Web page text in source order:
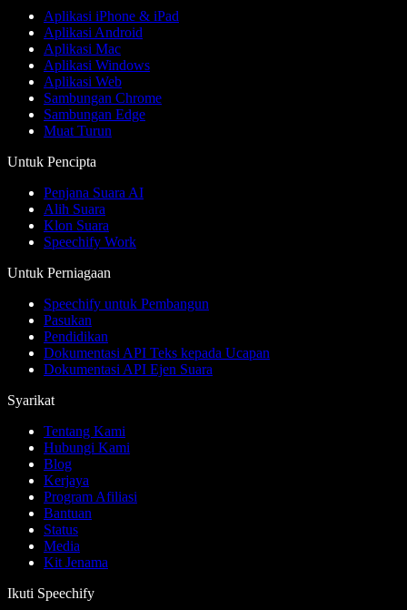
Aplikasi iPhone & iPad
Aplikasi Android
Aplikasi Mac
Aplikasi Windows
Aplikasi Web
Sambungan Chrome
Sambungan Edge
Muat Turun
Untuk Pencipta
Penjana Suara AI
Alih Suara
Klon Suara
Speechify Work
Untuk Perniagaan
Speechify untuk Pembangun
Pasukan
Pendidikan
Dokumentasi API Teks kepada Ucapan
Dokumentasi API Ejen Suara
Syarikat
Tentang Kami
Hubungi Kami
Blog
Kerjaya
Program Afiliasi
Bantuan
Status
Media
Kit Jenama
Ikuti Speechify